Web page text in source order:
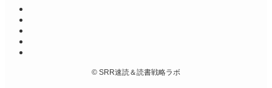
© SRR速読＆読書戦略ラボ